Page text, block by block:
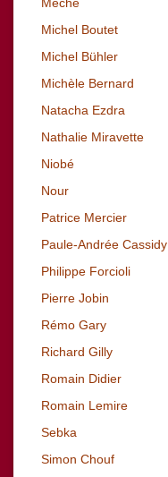
Michel Boutet
Michel Bühler
Michèle Bernard
Natacha Ezdra
Nathalie Miravette
Niobé
Nour
Patrice Mercier
Paule-Andrée Cassidy
Philippe Forcioli
Pierre Jobin
Rémo Gary
Richard Gilly
Romain Didier
Romain Lemire
Sebka
Simon Chouf